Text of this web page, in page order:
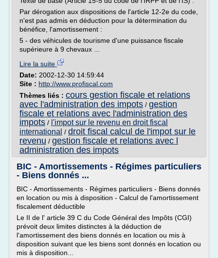
Par dérogation aux dispositions de l'article 12-2e du code,
n'est pas admis en déduction pour la détermination du
bénéfice, l'amortissement :
5 - des véhicules de tourisme d'une puissance fiscale
supérieure à 9 chevaux ...
Lire la suite
Date: 2002-12-30 14:59:44
Site : http://www.profiscal.com
Thèmes liés : cours gestion fiscale et relations
avec l'administration des impots / gestion
fiscale et relations avec l'administration des
impots / l'impot sur le revenu en droit fiscal
international / droit fiscal calcul de l'impot sur le
revenu / gestion fiscale et relations avec l
administration des impots
BIC - Amortissements - Régimes particuliers
- Biens donnés ...
BIC - Amortissements - Régimes particuliers - Biens donnés
en location ou mis à disposition - Calcul de l'amortissement
fiscalement déductible
Le II de l' article 39 C du Code Général des Impôts (CGI)
prévoit deux limites distinctes à la déduction de
l'amortissement des biens donnés en location ou mis à
disposition suivant que les biens sont donnés en location ou
mis à disposition...